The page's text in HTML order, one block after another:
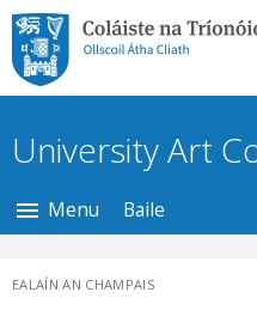
Coláiste na
Cliath
University Art
Menu Baile
EALAÍN AN CHAMPAIS